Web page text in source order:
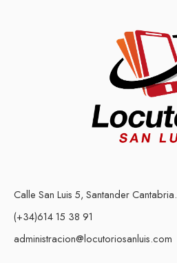
Calle San Luis 5, Santander Cantabria.
(+34)614 15 38 91
administracion@locutoriosanluis.com